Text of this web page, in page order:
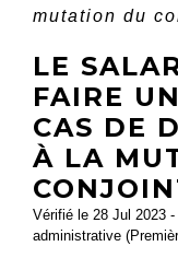
mutation du
LE
FAIRE
CAS DE
À LA
Vérifié le 28 Jul 2023
administrative